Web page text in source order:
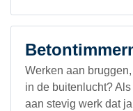
Werken aan
in de buitenlucht?
aan stevig werk dat